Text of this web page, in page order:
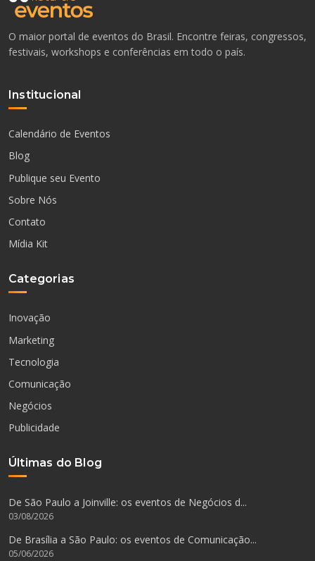
O maior portal de eventos do Brasil. Encontre feiras, congressos,
festivais, workshops e conferências em todo o país.
Institucional
Calendário de Eventos
Blog
Publique seu Evento
Sobre Nós
Contato
Mídia Kit
Categorias
Inovação
Marketing
Tecnologia
Comunicação
Negócios
Publicidade
Últimas do Blog
De São Paulo a Joinville: os eventos de Negócios d...
03/08/2026
De Brasília a São Paulo: os eventos de Comunicação...
05/06/2026